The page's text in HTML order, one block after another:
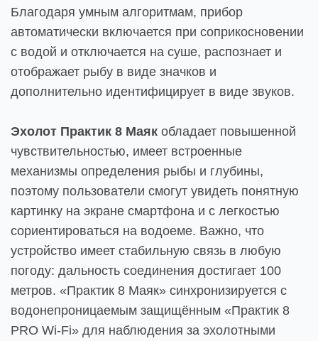
Благодаря умным алгоритмам, прибор
автоматически включается при соприкосновении
с водой и отключается на суше, распознает и
отображает рыбу в виде значков и
дополнительно идентифицирует в виде звуков.
Эхолот Практик 8 Маяк обладает повышенной
чувствительностью, имеет встроенные
механизмы определения рыбы и глубины,
поэтому пользователи смогут увидеть понятную
картинку на экране смартфона и с легкостью
сориентироваться на водоеме. Важно, что
устройство имеет стабильную связь в любую
погоду: дальность соединения достигает 100
метров. «Практик 8 Маяк» синхронизируется с
водонепроницаемым защищённым «Практик 8
PRO Wi-Fi» для наблюдения за эхолотными